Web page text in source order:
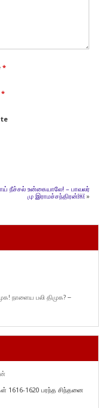
*
*
நீச்சல் உன்கையாலே! – பாவலர்
மு இராமச்சந்திரன்￼ »
நாளைய பலி திமுக? –
1616-1620 பரந்த சிந்தனை